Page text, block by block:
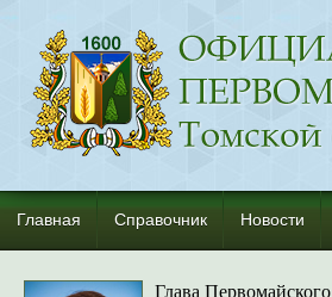
Главная Справочник Новости
Глава Первомайского